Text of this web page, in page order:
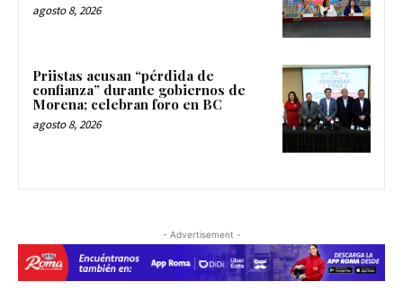
agosto 8, 2026
Priistas acusan “pérdida de
confianza” durante gobiernos de
Morena; celebran foro en BC
agosto 8, 2026
- Advertisement -